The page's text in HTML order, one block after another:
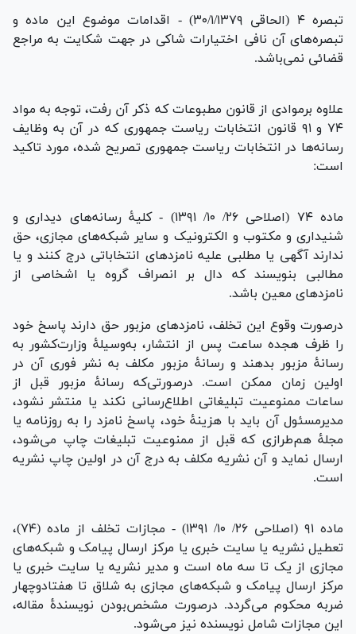
تبصره ۴ (الحاقی ۳۰/۱/۱۳۷۹) - اقدامات موضوع این ماده و
تبصره‌های آن نافی اختیارات شاکی در جهت شکایت به مراجع
قضائی نمی‌باشد.
علاوه برموادی از قانون مطبوعات که ذکر آن رفت، توجه به مواد
۷۴ و ۹۱ قانون انتخابات ریاست جمهوری که در آن به وظایف
رسانه‌ها در انتخابات ریاست جمهوری تصریح شده، مورد تاکید
است:
ماده ۷۴ (اصلاحی ۲۶/ ۱۰/ ۱۳۹۱) - کلیۀ رسانه‌های دیداری و
شنیداری و مکتوب و الکترونیک و سایر شبکه‌های مجازی، حق
ندارند آگهی یا مطلبی علیه نامزد‌های انتخاباتی درج کنند و یا
مطالبی بنویسند که دال بر انصراف گروه یا اشخاصی از
نامزد‌های معین باشد.
درصورت وقوع این تخلف، نامزد‌های مزبور حق دارند پاسخ خود
را ظرف هجده ساعت پس از انتشار، به‌وسیلۀ وزارت‌کشور به
رسانۀ مزبور بدهند و رسانۀ مزبور مکلف به نشر فوری آن در
اولین زمان ممکن است. درصورتی‌که رسانۀ مزبور قبل از
ساعات ممنوعیت تبلیغاتی اطلاع‌رسانی نکند یا منتشر نشود،
مدیرمسئول آن باید با هزینۀ خود، پاسخ نامزد را به روزنامه یا
مجلۀ هم‌طرازی که قبل از ممنوعیت تبلیغات چاپ می‌شود،
ارسال نماید و آن نشریه مکلف به درج آن در اولین چاپ نشریه
است.
ماده ۹۱ (اصلاحی ۲۶/ ۱۰/ ۱۳۹۱) - مجازات تخلف از ماده (۷۴)،
تعطیل نشریه یا سایت خبری یا مرکز ارسال پیامک و شبکه‌های
مجازی از یک تا سه ماه است و مدیر نشریه یا سایت خبری یا
مرکز ارسال پیامک و شبکه‌های مجازی به شلاق تا هفتادوچهار
ضربه محکوم می‌گردد. درصورت مشخص‌بودن نویسندۀ مقاله،
این مجازات شامل نویسنده نیز می‌شود.